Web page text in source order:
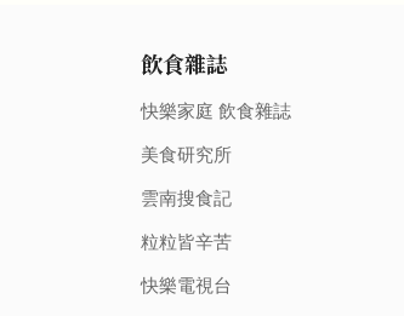
飲食雜誌
快樂家庭 飲食雜誌
美食研究所
雲南搜食記
粒粒皆辛苦
快樂電視台